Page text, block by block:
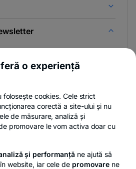
detalii-
opens
in
a
.
in a new tab
de confidențialitate- opens in a new
Politica de cookies
o experiență
folosește cookies. Cele strict
corectă a site-ului și nu
de măsurare, analiză și
promovare le vom activa doar cu
și performanță ne ajută să
website, iar cele de promovare ne